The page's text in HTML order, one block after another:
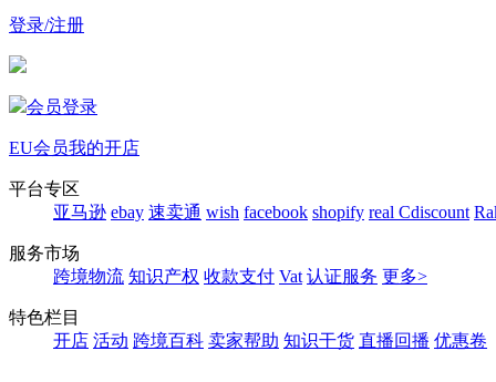
登录/注册
会员登录
EU会员我的开店
平台专区
亚马逊 ebay 速卖通 wish facebook shopify real Cdiscount
服务市场
跨境物流 知识产权 收款支付 Vat 认证服务 更多>
特色栏目
开店 活动 跨境百科 卖家帮助 知识干货 直播回播 优惠卷